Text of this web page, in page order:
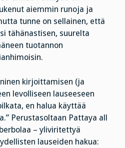
aiemmin runoja ja
tunne on sellainen, että
tähänastisen, suurelta
tuotannon
kirjoittamisen (ja
levolliseen lauseeseen
en halua käyttää
Perustasoltaan Pattaya all
– yliviritettyä
lauseiden hakua: